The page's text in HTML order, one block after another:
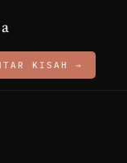
KISAH →